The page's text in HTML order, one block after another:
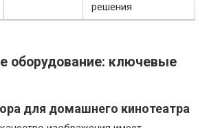
решения
оборудование: ключевые
для домашнего кинотеатра